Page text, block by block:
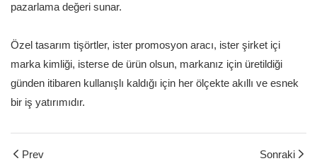
pazarlama değeri sunar.
Özel tasarım tişörtler, ister promosyon aracı, ister şirket içi
marka kimliği, isterse de ürün olsun, markanız için üretildiği
günden itibaren kullanışlı kaldığı için her ölçekte akıllı ve esnek
bir iş yatırımıdır.
Prev Sonraki